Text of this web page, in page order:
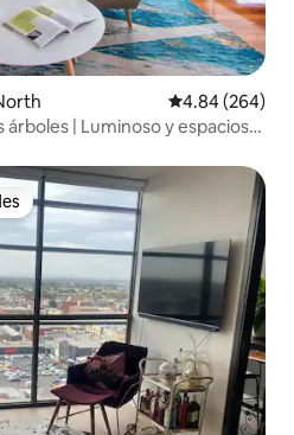
Calificación
4.84 (264)
árboles | Luminoso y espacioso
preferido